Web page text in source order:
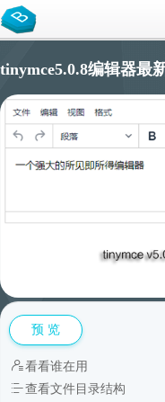
tinymce5.0.8编辑器最
预 览
看看谁在用
查看文件目录结构